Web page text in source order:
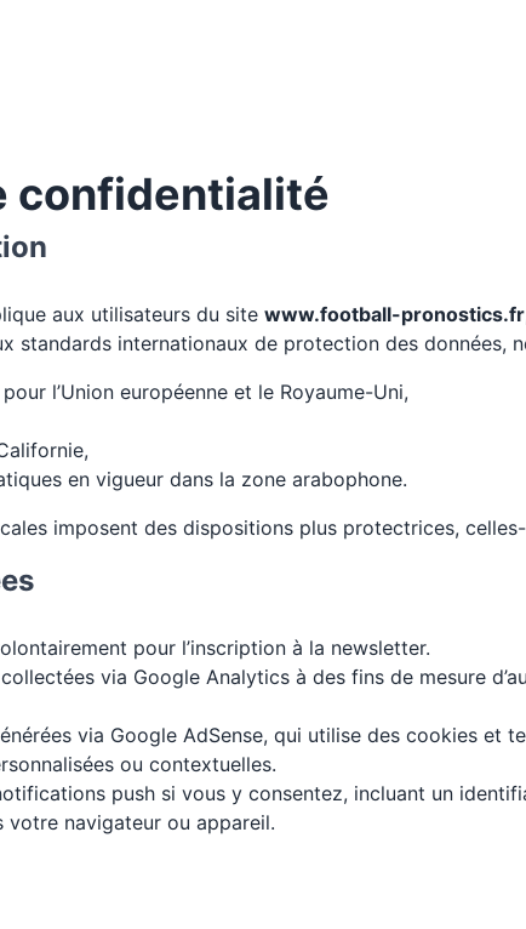
confidentialité
aux utilisateurs du site www.football-pronostics.fr
standards internationaux de protection des données,
l’Union européenne et le Royaume-Uni,
en vigueur dans la zone arabophone.
imposent des dispositions plus protectrices,
pour l’inscription à la newsletter.
via Google Analytics à des fins de mesure
via Google AdSense, qui utilise des cookies et
ou contextuelles.
push si vous y consentez, incluant un
navigateur ou appareil.